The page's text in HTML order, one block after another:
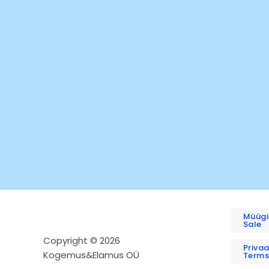
Copyright © 2026
Kogemus&Elamus OÜ
Sale
Terms